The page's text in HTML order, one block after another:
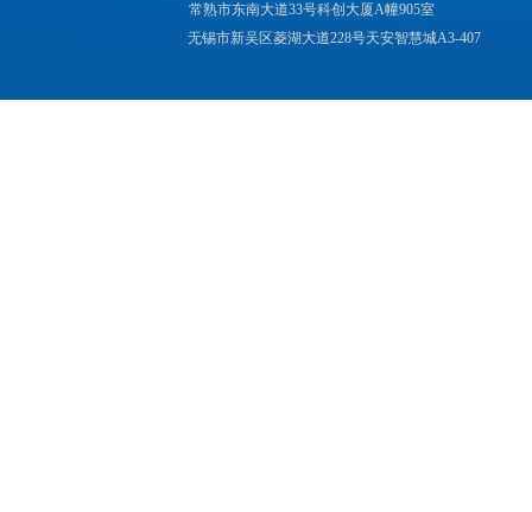
常熟市东南大道33号科创大厦A幢905室
无锡市新吴区菱湖大道228号天安智慧城A3-407